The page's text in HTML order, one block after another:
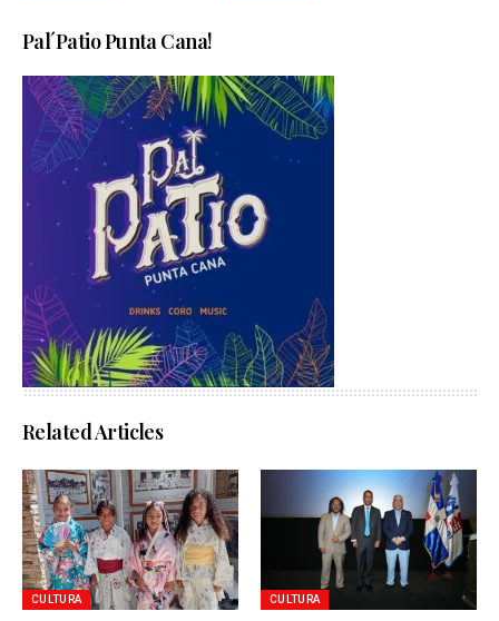
Pal´Patio Punta Cana!
Related Articles
CULTURA CULTURA